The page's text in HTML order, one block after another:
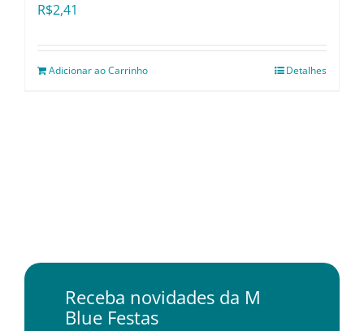
R$2,41
Adicionar ao Carrinho Detalhes
Receba novidades da M
Blue Festas